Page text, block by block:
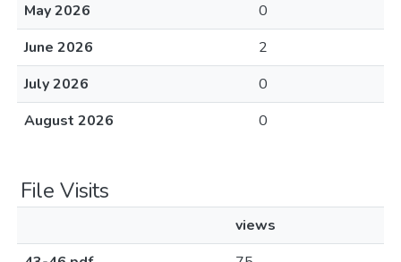
May 2026
0
June 2026
2
July 2026
0
August 2026
0
File Visits
views